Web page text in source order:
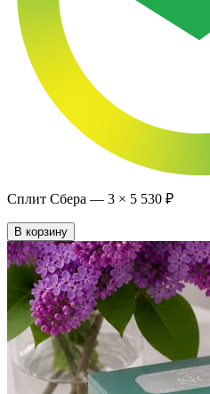
Сплит Сбера — 3 × 5 530 ₽
В корзину